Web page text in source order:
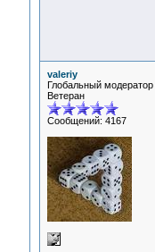
valeriy
Глобальный модератор
Ветеран
Сообщений: 4167